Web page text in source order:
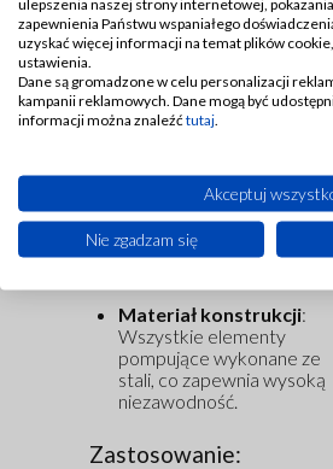
Ciśnienie robocze: Od 3
do 6 bar (44–88 psi).
Zakres temperatury
pracy: Od +5°C do
Wbudowany czujnik
minimalnego poziomu
smaru: Umożliwia zdalne
sygnalizowanie niskiego
Materiał konstrukcji:
Wszystkie elementy
pompujące wykonane ze
stali, co zapewnia wysoką
niezawodność.
Zastosowanie:
ulepszenia naszej strony internetowej,
zapewnienia Państwu wspaniałego
uzyskać więcej informacji na temat plików
ustawienia.
Dane są gromadzone w celu personalizacji
kampanii reklamowych. Dane mogą być
informacji można znaleźć tutaj
Akceptuj
Nie zgadzam się